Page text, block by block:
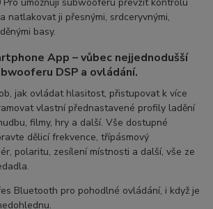
natlakovat ji přesnými, srdceryvnými,
basy.
App – vůbec nejjednodušší
DSP a ovládání.
jak ovládat hlasitost, přistupovat k více
vlastní přednastavené profily ladění
filmy, hry a další. Vše dostupné
dělicí frekvence, třípásmový
polaritu, zesílení místnosti a další, vše ze
Bluetooth pro pohodlné ovládání, i když je